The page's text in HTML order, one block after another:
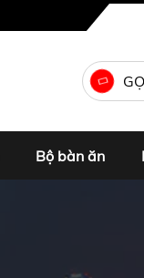
Bộ bàn ăn